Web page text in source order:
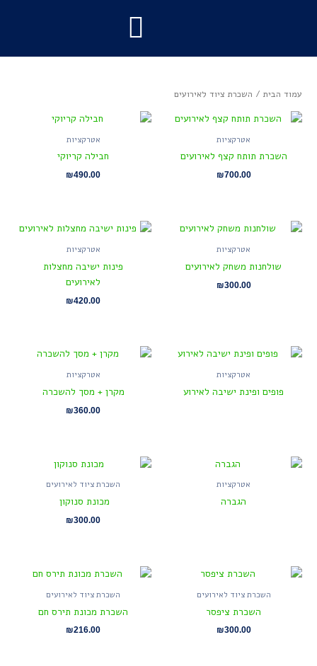
עמוד הבית / השכרת ציוד לאירועים
אטרקציות
השכרת תותח קצף לאירועים
₪700.00
אטרקציות
חבילה קריוקי
₪490.00
אטרקציות
שולחנות משחק לאירועים
₪300.00
אטרקציות
פינות ישיבה מחצלות
לאירועים
₪420.00
אטרקציות
פופים ופינת ישיבה לאירוע
אטרקציות
מקרן + מסך להשכרה
₪360.00
אטרקציות
הגברה
השכרת ציוד לאירועים
מכונת סנוקון
₪300.00
השכרת ציוד לאירועים
השכרת ציפסר
₪300.00
השכרת ציוד לאירועים
השכרת מכונת תירס חם
₪216.00